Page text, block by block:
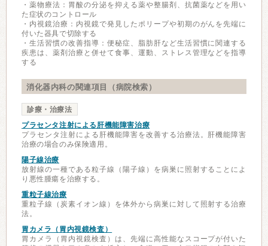
・薬物療法：胃酸の分泌を抑える薬や整腸剤、抗菌薬などを用い
た症状のコントロール
・内視鏡治療：内視鏡で発見したポリープや初期のがんを先端に
付いた器具で切除する
・生活習慣の改善指導：便秘症、脂肪肝など生活習慣に関連する
疾患は、薬剤治療と併せて食事、運動、ストレス管理などを指導
する
消化器内科の関連項目（病院検索）
診療・治療法
プラセンタ注射による肝機能障害治療
プラセンタ注射による肝機能障害を改善する治療法。肝機能障害
治療の場合のみ保険適用。
陽子線治療
放射線の一種である粒子線（陽子線）を病巣に照射することによ
り悪性腫瘍を治療する。
重粒子線治療
重粒子線（炭素イオン線）を体外から病巣に対して照射する治療
法。
胃カメラ（胃内視鏡検査）
胃カメラ（胃内視鏡検査）は、先端に高性能なスコープが付いた